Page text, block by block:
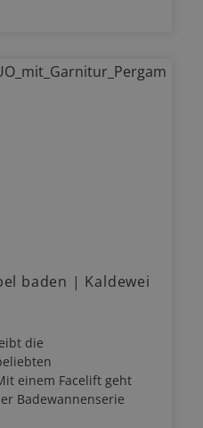
baden | Kaldewei
die
einem Facelift geht
Badewannenserie